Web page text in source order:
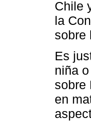
Chile
la
sobre
Es
niña
sobre
en